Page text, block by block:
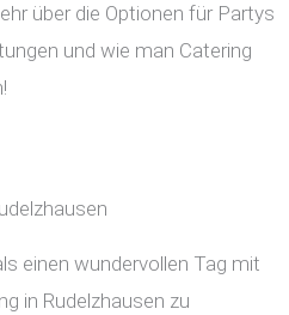
über die Optionen für Partys
und wie man Catering
einen wundervollen Tag mit
in Rudelzhausen zu